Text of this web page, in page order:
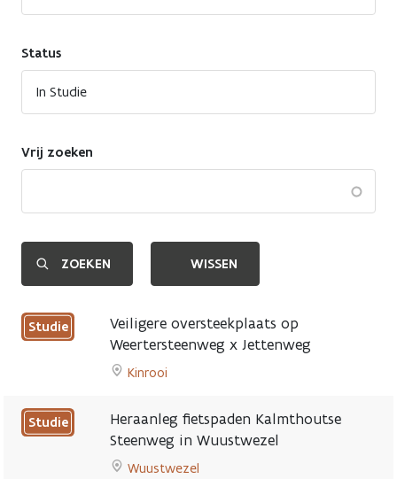
Status
Vrij zoeken
Studie
Veiligere oversteekplaats op
Weertersteenweg x Jettenweg
Kinrooi
to
oversteekplaats
op
Studie
Heraanleg fietspaden Kalmthoutse
Steenweg in Wuustwezel
Wuustwezel